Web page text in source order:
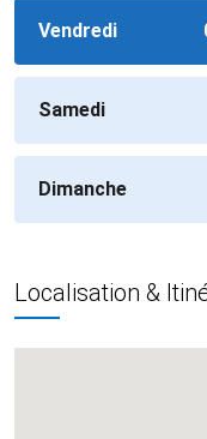
Vendredi
Samedi
Dimanche
Localisation &